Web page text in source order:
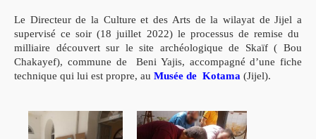
Le Directeur de la Culture et des Arts de la wilayat de Jijel a
supervisé ce soir (18 juillet 2022) le processus de remise du
milliaire découvert sur le site archéologique de Skaïf ( Bou
Chakayef), commune de Beni Yajis, accompagné d’une fiche
technique qui lui est propre, au Musée de Kotama (Jijel).